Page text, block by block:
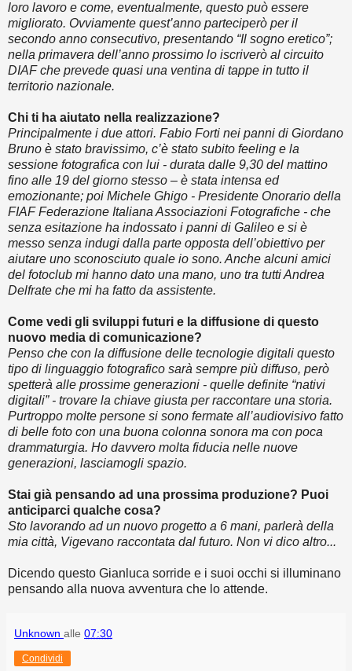
loro lavoro e come, eventualmente, questo può essere
migliorato. Ovviamente quest’anno parteciperò per il
secondo anno consecutivo, presentando “Il sogno eretico”;
nella primavera dell’anno prossimo lo iscriverò al circuito
DIAF che prevede quasi una ventina di tappe in tutto il
territorio nazionale.
Chi ti ha aiutato nella realizzazione?
Principalmente i due attori. Fabio Forti nei panni di Giordano
Bruno è stato bravissimo, c’è stato subito feeling e la
sessione fotografica con lui - durata dalle 9,30 del mattino
fino alle 19 del giorno stesso – è stata intensa ed
emozionante; poi Michele Ghigo - Presidente Onorario della
FIAF Federazione Italiana Associazioni Fotografiche - che
senza esitazione ha indossato i panni di Galileo e si è
messo senza indugi dalla parte opposta dell’obiettivo per
aiutare uno sconosciuto quale io sono. Anche alcuni amici
del fotoclub mi hanno dato una mano, uno tra tutti Andrea
Delfrate che mi ha fatto da assistente.
Come vedi gli sviluppi futuri e la diffusione di questo
nuovo media di comunicazione?
Penso che con la diffusione delle tecnologie digitali questo
tipo di linguaggio fotografico sarà sempre più diffuso, però
spetterà alle prossime generazioni - quelle definite “nativi
digitali” - trovare la chiave giusta per raccontare una storia.
Purtroppo molte persone si sono fermate all’audiovisivo fatto
di belle foto con una buona colonna sonora ma con poca
drammaturgia. Ho davvero molta fiducia nelle nuove
generazioni, lasciamogli spazio.
Stai già pensando ad una prossima produzione? Puoi
anticiparci qualche cosa?
Sto lavorando ad un nuovo progetto a 6 mani, parlerà della
mia città, Vigevano raccontata dal futuro. Non vi dico altro...
Dicendo questo Gianluca sorride e i suoi occhi si illuminano
pensando alla nuova avventura che lo attende.
Unknown alle 07:30
Condividi